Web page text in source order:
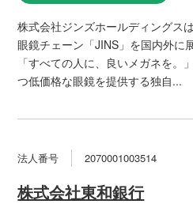
株式会社ジンズホールディングス
眼鏡チェーン「JINS」を国内外に
「すべての人に、良いメガネを。
つ低価格な眼鏡を提供する独自...
法人番号 2070001003514
株式会社東和銀行